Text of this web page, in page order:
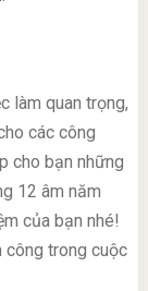
làm quan trọng,
các công
cho bạn những
12 âm năm
của bạn nhé!
công trong cuộc